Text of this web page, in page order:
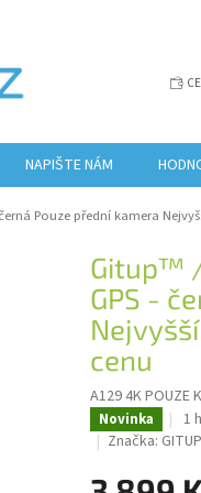
NAPIŠTE NÁM
Pouze přední kamera
Gitup™ /
GPS -
cenu
A129 4K POUZE
Novinka
je
1
Značka: